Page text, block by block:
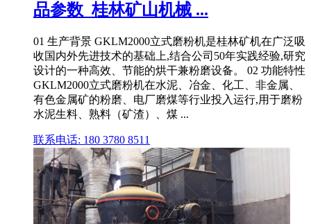
品参数_桂林矿山机械 ...
01 生产背景 GKLM2000立式磨粉机是桂林矿机在广泛吸
收国内外先进技术的基础上,结合公司50年实践经验,研究
设计的一种高效、节能的烘干兼粉磨设备。 02 功能特性
GKLM2000立式磨粉机在水泥、冶金、化工、非金属、
有色金属矿的粉磨、电厂磨煤等行业投入运行,用于磨粉
水泥生料、熟料（矿渣）、煤 ...
联系电话: 180 3780 8511